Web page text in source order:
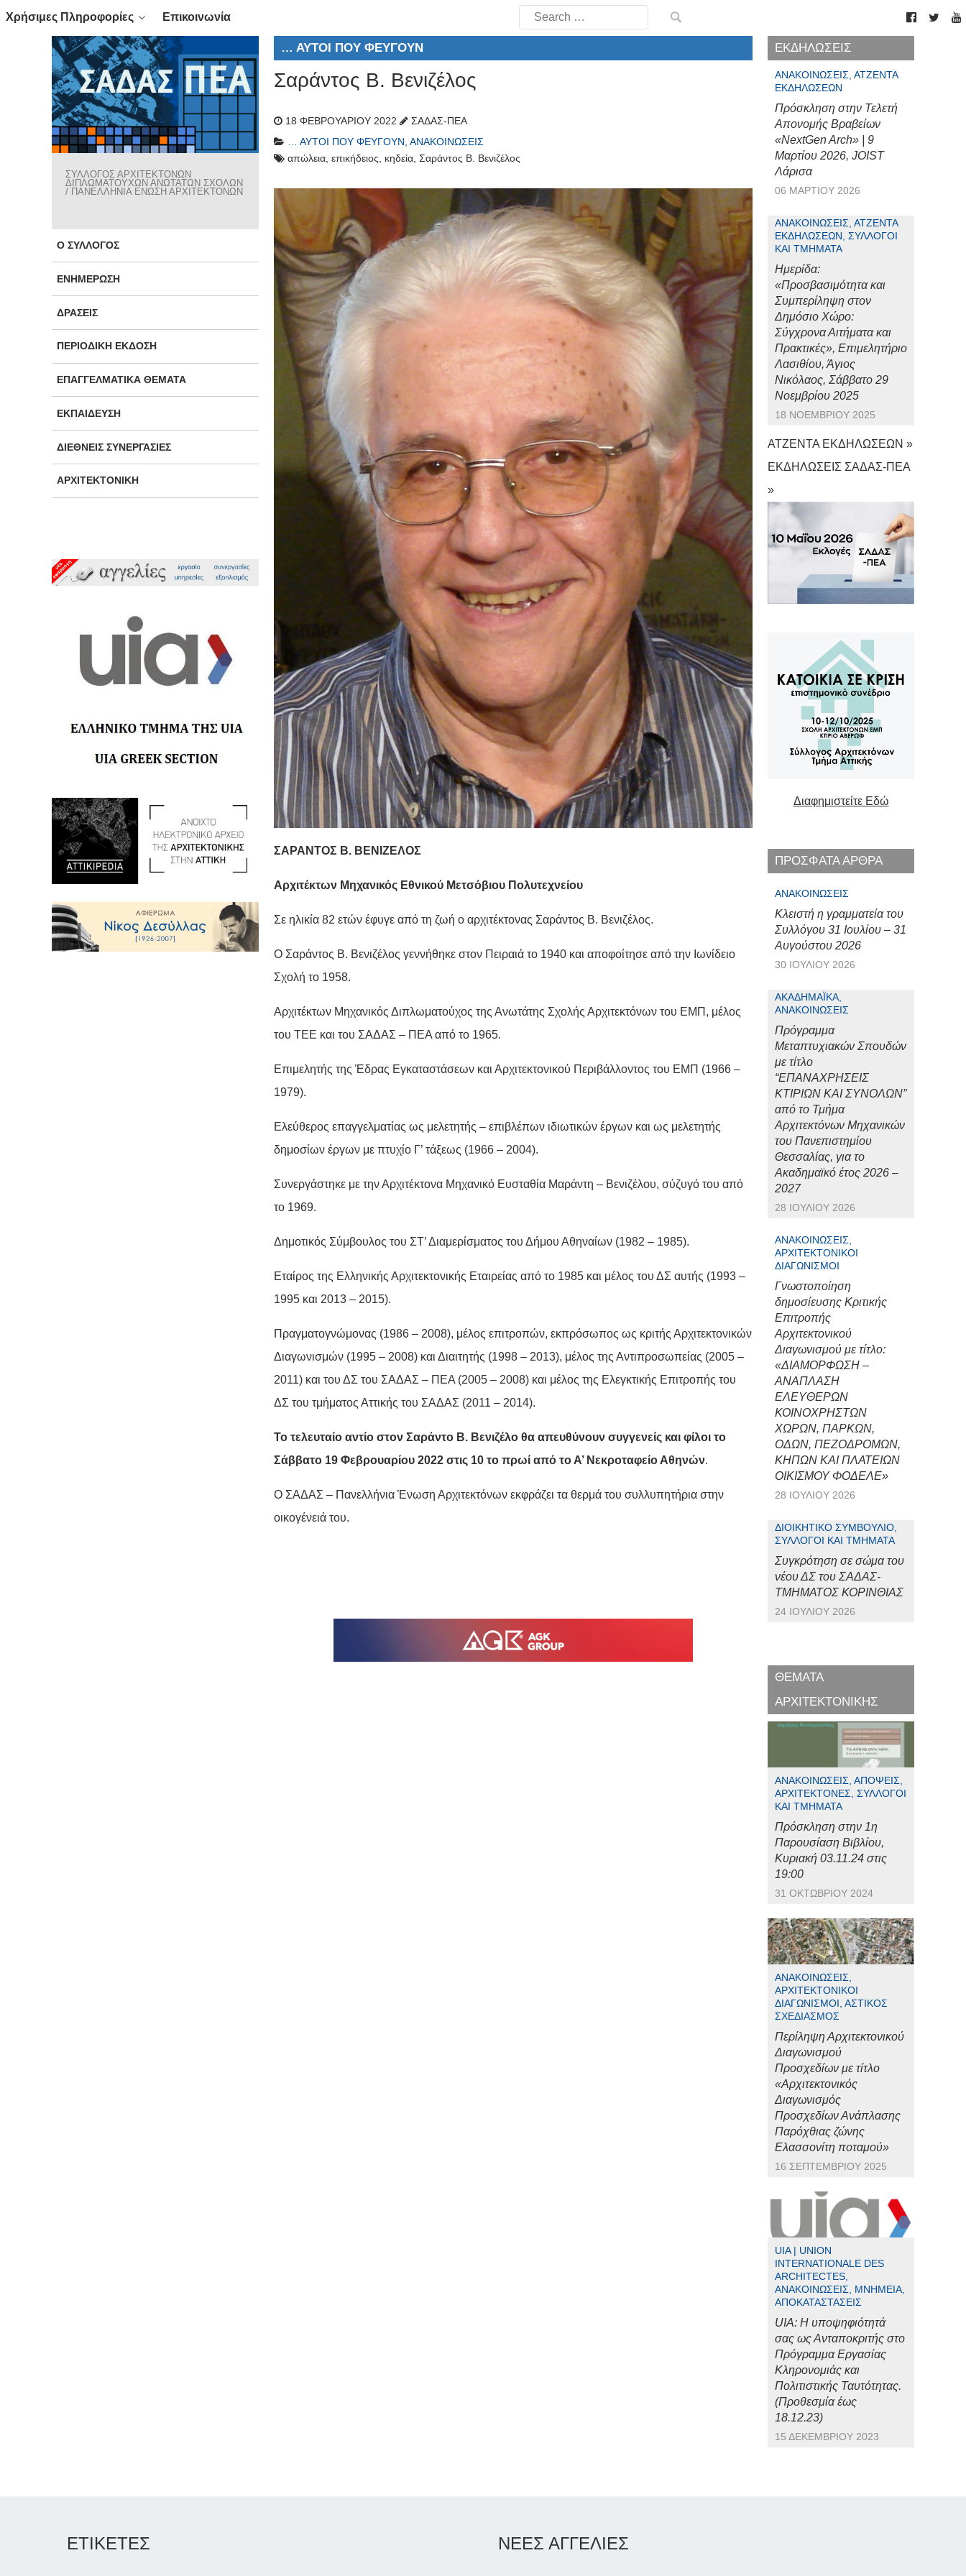
Χρήσιμες Πληροφορίες Επικοινωνία
Search
for:
ΣΥΛΛΟΓΟΣ ΑΡΧΙΤΕΚΤΟΝΩΝ
ΔΙΠΛΩΜΑΤΟΥΧΩΝ ΑΝΩΤΑΤΩΝ ΣΧΟΛΩΝ
/ ΠΑΝΕΛΛΗΝΙΑ ΕΝΩΣΗ ΑΡΧΙΤΕΚΤΟΝΩΝ
Ο ΣΎΛΛΟΓΟΣ
ΕΝΗΜΈΡΩΣΗ
ΔΡΆΣΕΙΣ
ΠΕΡΙΟΔΙΚΉ ΈΚΔΟΣΗ
ΕΠΑΓΓΕΛΜΑΤΙΚΆ ΘΈΜΑΤΑ
ΕΚΠΑΊΔΕΥΣΗ
ΔΙΕΘΝΕΊΣ ΣΥΝΕΡΓΑΣΊΕΣ
ΑΡΧΙΤΕΚΤΟΝΙΚΉ
… ΑΥΤΟΊ ΠΟΥ ΦΕΎΓΟΥΝ
Σαράντος Β. Βενιζέλος
18 ΦΕΒΡΟΥΑΡΊΟΥ 2022
ΣΑΔΑΣ-ΠΕΑ
… ΑΥΤΟΊ ΠΟΥ ΦΕΎΓΟΥΝ , ΑΝΑΚΟΙΝΏΣΕΙΣ
απώλεια, επικήδειος, κηδεία, Σαράντος Β. Βενιζέλος
ΣΑΡΑΝΤΟΣ Β. ΒΕΝΙΖΕΛΟΣ
Αρχιτέκτων Μηχανικός Εθνικού Μετσόβιου Πολυτεχνείου
Σε ηλικία 82 ετών έφυγε από τη ζωή ο αρχιτέκτονας Σαράντος Β. Βενιζέλος.
Ο Σαράντος Β. Βενιζέλος γεννήθηκε στον Πειραιά το 1940 και αποφοίτησε από την Ιωνίδειο
Σχολή το 1958.
Αρχιτέκτων Μηχανικός Διπλωματούχος της Ανωτάτης Σχολής Αρχιτεκτόνων του ΕΜΠ, μέλος
του ΤΕΕ και του ΣΑΔΑΣ – ΠΕΑ από το 1965.
Επιμελητής της Έδρας Εγκαταστάσεων και Αρχιτεκτονικού Περιβάλλοντος του ΕΜΠ (1966 –
1979).
Ελεύθερος επαγγελματίας ως μελετητής – επιβλέπων ιδιωτικών έργων και ως μελετητής
δημοσίων έργων με πτυχίο Γ’ τάξεως (1966 – 2004).
Συνεργάστηκε με την Αρχιτέκτονα Μηχανικό Ευσταθία Μαράντη – Βενιζέλου, σύζυγό του από
το 1969.
Δημοτικός Σύμβουλος του ΣΤ’ Διαμερίσματος του Δήμου Αθηναίων (1982 – 1985).
Εταίρος της Ελληνικής Αρχιτεκτονικής Εταιρείας από το 1985 και μέλος του ΔΣ αυτής (1993 –
1995 και 2013 – 2015).
Πραγματογνώμονας (1986 – 2008), μέλος επιτροπών, εκπρόσωπος ως κριτής Αρχιτεκτονικών
Διαγωνισμών (1995 – 2008) και Διαιτητής (1998 – 2013), μέλος της Αντιπροσωπείας (2005 –
2011) και του ΔΣ του ΣΑΔΑΣ – ΠΕΑ (2005 – 2008) και μέλος της Ελεγκτικής Επιτροπής του
ΔΣ του τμήματος Αττικής του ΣΑΔΑΣ (2011 – 2014).
Το τελευταίο αντίο στον Σαράντο Β. Βενιζέλο θα απευθύνουν συγγενείς και φίλοι το
Σάββατο 19 Φεβρουαρίου 2022 στις 10 το πρωί από το Α’ Νεκροταφείο Αθηνών.
Ο ΣΑΔΑΣ – Πανελλήνια Ένωση Αρχιτεκτόνων εκφράζει τα θερμά του συλλυπητήρια στην
οικογένειά του.
ΕΚΔΗΛΩΣΕΙΣ
ΑΝΑΚΟΙΝΏΣΕΙΣ, ΑΤΖΈΝΤΑ
ΕΚΔΗΛΏΣΕΩΝ
Πρόσκληση στην Τελετή
Απονομής Βραβείων
«NextGen Arch» | 9
Μαρτίου 2026, JOIST
Λάρισα
06 ΜΑΡΤΊΟΥ 2026
ΑΝΑΚΟΙΝΏΣΕΙΣ, ΑΤΖΈΝΤΑ
ΕΚΔΗΛΏΣΕΩΝ, ΣΎΛΛΟΓΟΙ
ΚΑΙ ΤΜΉΜΑΤΑ
Ημερίδα:
«Προσβασιμότητα και
Συμπερίληψη στον
Δημόσιο Χώρο:
Σύγχρονα Αιτήματα και
Πρακτικές», Επιμελητήριο
Λασιθίου, Άγιος
Νικόλαος, Σάββατο 29
Νοεμβρίου 2025
18 ΝΟΕΜΒΡΊΟΥ 2025
ΑΤΖΕΝΤΑ ΕΚΔΗΛΩΣΕΩΝ »
ΕΚΔΗΛΩΣΕΙΣ ΣΑΔΑΣ-ΠΕΑ
»
Διαφημιστείτε Εδώ
ΠΡΟΣΦΑΤΑ ΑΡΘΡΑ
ΑΝΑΚΟΙΝΏΣΕΙΣ
Κλειστή η γραμματεία του
Συλλόγου 31 Ιουλίου – 31
Αυγούστου 2026
30 ΙΟΥΛΊΟΥ 2026
ΑΚΑΔΗΜΑΪΚΆ,
ΑΝΑΚΟΙΝΏΣΕΙΣ
Πρόγραμμα
Μεταπτυχιακών Σπουδών
με τίτλο
“ΕΠΑΝΑΧΡΗΣΕΙΣ
ΚΤΙΡΙΩΝ ΚΑΙ ΣΥΝΟΛΩΝ”
από το Τμήμα
Αρχιτεκτόνων Μηχανικών
του Πανεπιστημίου
Θεσσαλίας, για το
Ακαδημαϊκό έτος 2026 –
2027
28 ΙΟΥΛΊΟΥ 2026
ΑΝΑΚΟΙΝΏΣΕΙΣ,
ΑΡΧΙΤΕΚΤΟΝΙΚΟΊ
ΔΙΑΓΩΝΙΣΜΟΊ
Γνωστοποίηση
δημοσίευσης Κριτικής
Επιτροπής
Αρχιτεκτονικού
Διαγωνισμού με τίτλο:
«ΔΙΑΜΟΡΦΩΣΗ –
ΑΝΑΠΛΑΣΗ
ΕΛΕΥΘΕΡΩΝ
ΚΟΙΝΟΧΡΗΣΤΩΝ
ΧΩΡΩΝ, ΠΑΡΚΩΝ,
ΟΔΩΝ, ΠΕΖΟΔΡΟΜΩΝ,
ΚΗΠΩΝ ΚΑΙ ΠΛΑΤΕΙΩΝ
ΟΙΚΙΣΜΟΥ ΦΟΔΕΛΕ»
28 ΙΟΥΛΊΟΥ 2026
ΔΙΟΙΚΗΤΙΚΌ ΣΥΜΒΟΎΛΙΟ,
ΣΎΛΛΟΓΟΙ ΚΑΙ ΤΜΉΜΑΤΑ
Συγκρότηση σε σώμα του
νέου ΔΣ του ΣΑΔΑΣ-
ΤΜΗΜΑΤΟΣ ΚΟΡΙΝΘΙΑΣ
24 ΙΟΥΛΊΟΥ 2026
ΘΕΜΑΤΑ
ΑΡΧΙΤΕΚΤΟΝΙΚΗΣ
ΑΝΑΚΟΙΝΏΣΕΙΣ, ΑΠΌΨΕΙΣ,
ΑΡΧΙΤΈΚΤΟΝΕΣ, ΣΎΛΛΟΓΟΙ
ΚΑΙ ΤΜΉΜΑΤΑ
Πρόσκληση στην 1η
Παρουσίαση Βιβλίου,
Κυριακή 03.11.24 στις
19:00
31 ΟΚΤΩΒΡΊΟΥ 2024
ΑΝΑΚΟΙΝΏΣΕΙΣ,
ΑΡΧΙΤΕΚΤΟΝΙΚΟΊ
ΔΙΑΓΩΝΙΣΜΟΊ, ΑΣΤΙΚΌΣ
ΣΧΕΔΙΑΣΜΌΣ
Περίληψη Αρχιτεκτονικού
Διαγωνισμού
Προσχεδίων με τίτλο
«Αρχιτεκτονικός
Διαγωνισμός
Προσχεδίων Ανάπλασης
Παρόχθιας ζώνης
Ελασσονίτη ποταμού»
16 ΣΕΠΤΕΜΒΡΊΟΥ 2025
UIA | UNION
INTERNATIONALE DES
ARCHITECTES,
ΑΝΑΚΟΙΝΏΣΕΙΣ, ΜΝΗΜΕΊΑ,
ΑΠΟΚΑΤΑΣΤΆΣΕΙΣ
UIA: Η υποψηφιότητά
σας ως Ανταποκριτής στο
Πρόγραμμα Εργασίας
Κληρονομιάς και
Πολιτιστικής Ταυτότητας.
(Προθεσμία έως
18.12.23)
15 ΔΕΚΕΜΒΡΊΟΥ 2023
ΕΤΙΚΕΤΕΣ ΝΕΕΣ ΑΓΓΕΛΙΕΣ